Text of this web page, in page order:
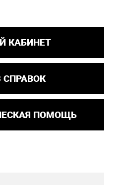
КАБИНЕТ
СПРАВОК
ПОМОЩЬ